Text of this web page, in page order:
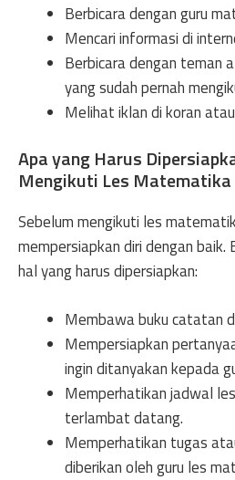
Berbicara dengan guru
Mencari informasi di
Berbicara dengan teman
yang sudah pernah
Melihat iklan di koran
Apa yang Harus
Mengikuti Les Matematika
Sebelum mengikuti les
mempersiapkan diri dengan
hal yang harus dipersiapkan:
Membawa buku catatan
Mempersiapkan
ingin ditanyakan kepada
Memperhatikan jadwal
terlambat datang.
Memperhatikan tugas
diberikan oleh guru les